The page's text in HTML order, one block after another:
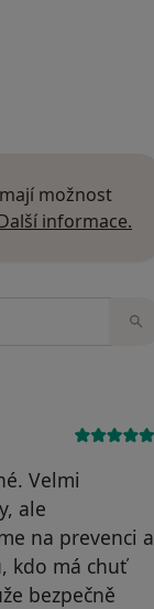
možnost
informace.
Velmi
ale
na prevenci a
kdo má chuť
bezpečně